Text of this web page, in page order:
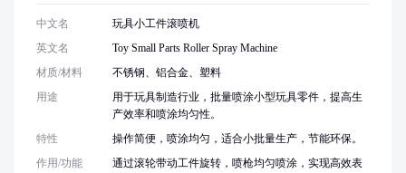
中文名
玩具小工件滚喷机
英文名
Toy Small Parts Roller Spray Machine
材质/材料
不锈钢、铝合金、塑料
用途
用于玩具制造行业，批量喷涂小型玩具零件，提高生
产效率和喷涂均匀性。
特性
操作简便，喷涂均匀，适合小批量生产，节能环保。
作用/功能
通过滚轮带动工件旋转，喷枪均匀喷涂，实现高效表